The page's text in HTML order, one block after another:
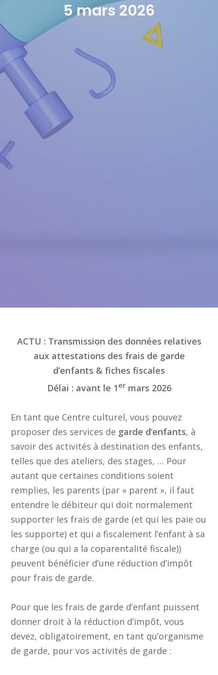
5 mars 2026
ACTU : Transmission des données relatives
aux attestations des frais de garde
d’enfants & fiches fiscales
Délai : avant le 1 ermars 2026
En tant que Centre culturel, vous pouvez
proposer des services de garde d’enfants, à
savoir des activités à destination des enfants,
telles que des ateliers, des stages, … Pour
autant que certaines conditions soient
remplies, les parents (par « parent », il faut
entendre le débiteur qui doit normalement
supporter les frais de garde (et qui les paie ou
les supporte) et qui a fiscalement l’enfant à sa
charge (ou qui a la coparentalité fiscale))
peuvent bénéficier d’une réduction d’impôt
pour frais de garde.
Pour que les frais de garde d’enfant puissent
donner droit à la réduction d’impôt, vous
devez, obligatoirement, en tant qu’organisme
de garde, pour vos activités de garde :